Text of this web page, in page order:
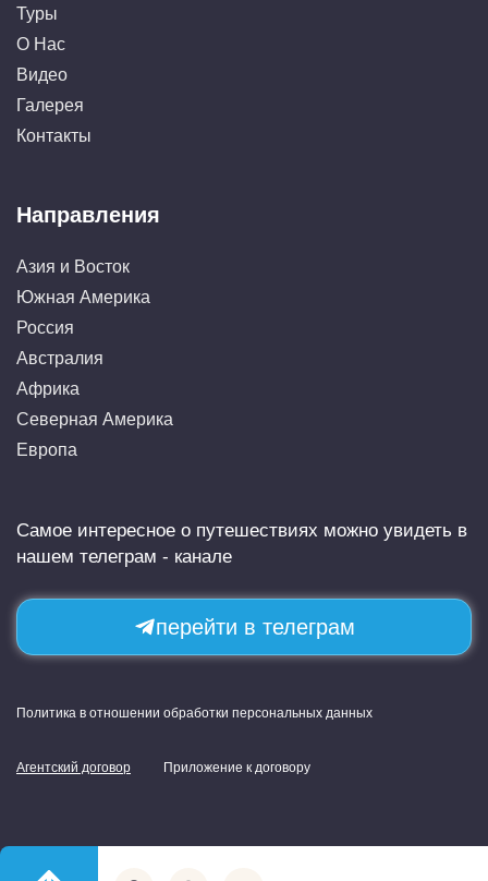
Туры
О Нас
Видео
Галерея
Контакты
Направления
Азия и Восток
Южная Америка
Россия
Австралия
Африка
Северная Америка
Европа
Самое интересное о путешествиях можно увидеть в
нашем телеграм - канале
перейти в телеграм
Политика в отношении обработки персональных данных
Агентский договор Приложение к договору